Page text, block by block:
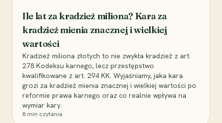
Ile lat za kradzież miliona? Kara za
kradzież mienia znacznej i wielkiej
wartości
Kradzież miliona złotych to nie zwykła kradzież z art.
278 Kodeksu karnego, lecz przestępstwo
kwalifikowane z art. 294 KK. Wyjaśniamy, jaka kara
grozi za kradzież mienia znacznej i wielkiej wartości po
reformie prawa karnego oraz co realnie wpływa na
wymiar kary.
8 min czytania